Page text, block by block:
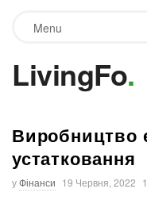
Menu
LivingFo.
Виробництво
устатковання
уФінанси 19 Червня, 2022